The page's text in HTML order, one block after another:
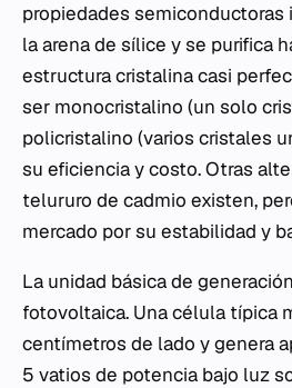
propiedades semiconductoras
la arena de sílice y se purifica
estructura cristalina casi
ser monocristalino (un solo
policristalino (varios cristales
su eficiencia y costo. Otras
telururo de cadmio existen,
mercado por su estabilidad y
La unidad básica de
fotovoltaica. Una célula típica
centímetros de lado y genera
5 vatios de potencia bajo luz